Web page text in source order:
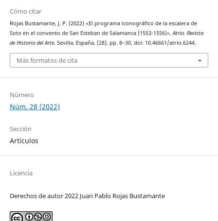
Cómo citar
Rojas Bustamante, J. P. (2022) «El programa iconográfico de la escalera de
Soto en el convento de San Esteban de Salamanca (1553-1556)»,Atrio. Revista
de Historia del Arte. Sevilla, España, (28), pp. 8–30. doi: 10.46661/atrio.6244.
Más formatos de cita
Número
Núm. 28 (2022)
Sección
Artículos
Licencia
Derechos de autor 2022 Juan Pablo Rojas Bustamante